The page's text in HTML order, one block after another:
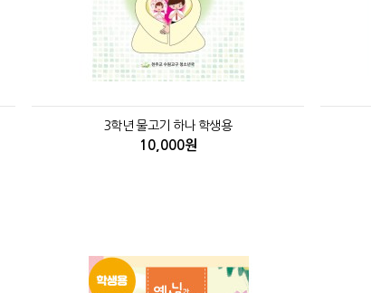
3학년 물고기 하나 학생용
10,000원